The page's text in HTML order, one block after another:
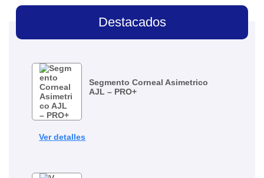
Destacados
Segmento Corneal Asimetrico
AJL – PRO+
Ver detalles